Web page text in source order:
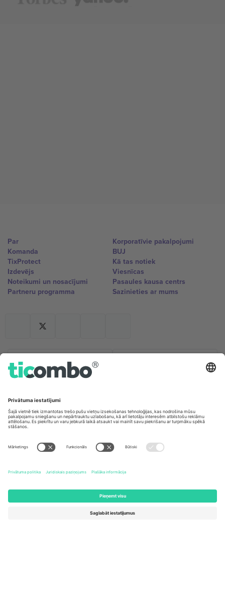
Par
Komanda
TixProtect
Izdevējs
Noteikumi un nosacījumi
Partneru programma
Korporatīvie pakalpojumi
BUJ
Kā tas notiek
Viesnīcas
Pasaules kausa centrs
Sazinieties ar mums
Biroji un atbalsts
Germany
Unter den Linden 24, 10117
Berlin, Germany
United Kingdom
Kingdom
United States
Newark, Delaware 19713, United
Switzerland
Engelberg, Switzerland